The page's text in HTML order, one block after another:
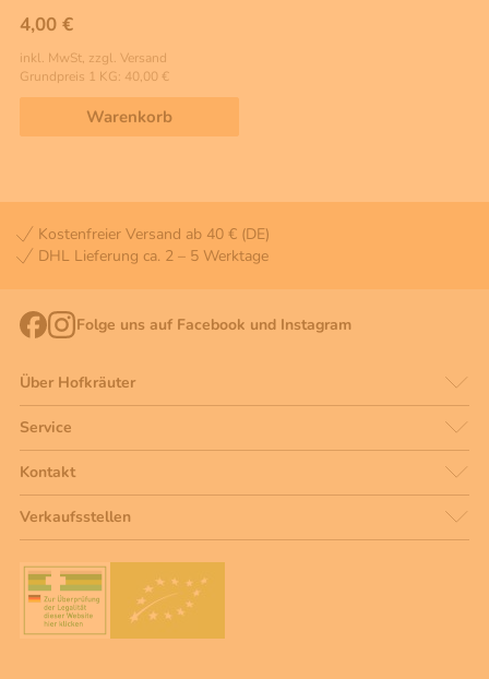
4,00 €
inkl. MwSt, zzgl. Versand
Grundpreis 1 KG: 40,00 €
Warenkorb
Kostenfreier Versand ab 40 € (DE)
DHL Lieferung ca. 2 – 5 Werktage
Folge uns auf Facebook und Instagram
Über Hofkräuter
Service
Kontakt
Verkaufsstellen